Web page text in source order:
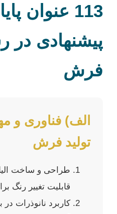
113 عنوان
پیشنهادی در
فرش
الف) فناوری و
تولید فرش
طراحی و ساخت
قابلیت تغییر رنگ
کاربرد نانوذرات